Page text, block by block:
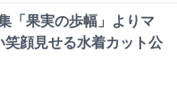
「果実の歩幅」よりマ
笑顔見せる水着カット公